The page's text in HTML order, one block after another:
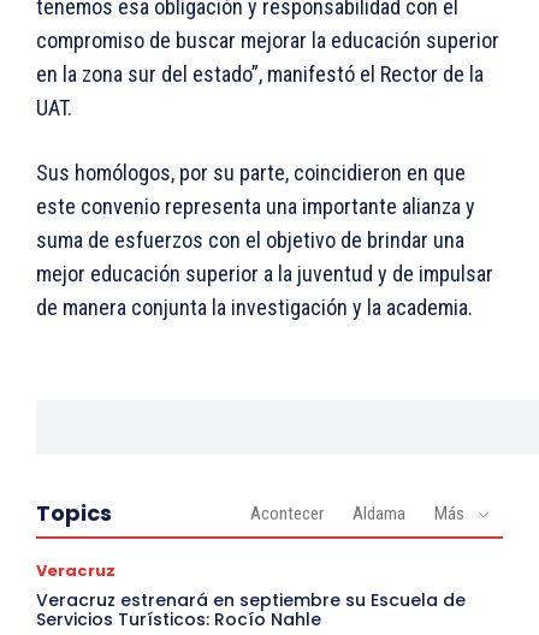
tenemos esa obligación y responsabilidad con el
compromiso de buscar mejorar la educación superior
en la zona sur del estado”, manifestó el Rector de la
UAT.
Sus homólogos, por su parte, coincidieron en que
este convenio representa una importante alianza y
suma de esfuerzos con el objetivo de brindar una
mejor educación superior a la juventud y de impulsar
de manera conjunta la investigación y la academia.
Topics Acontecer Aldama Más
Veracruz
Veracruz estrenará en septiembre su Escuela de
Servicios Turísticos: Rocío Nahle